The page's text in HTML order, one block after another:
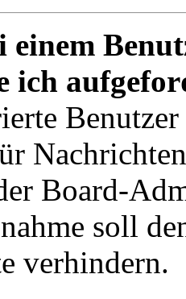
einem
ich
Board-
soll
verhindern.